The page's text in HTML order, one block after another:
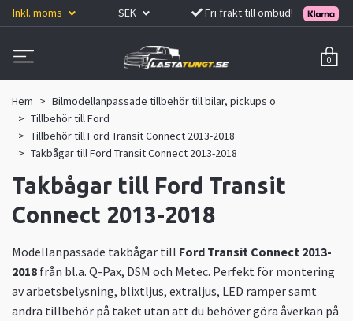
Inkl. moms SEK Fri frakt till ombud!
0
Hem
Bilmodellanpassade tillbehör till bilar, pickups o
Tillbehör till Ford
Tillbehör till Ford Transit Connect 2013-2018
Takbågar till Ford Transit Connect 2013-2018
Takbågar till Ford Transit
Connect 2013-2018
Modellanpassade takbågar till Ford Transit Connect 2013-
2018 från bl.a. Q-Pax, DSM och Metec. Perfekt för montering
av arbetsbelysning, blixtljus, extraljus, LED ramper samt
andra tillbehör på taket utan att du behöver göra åverkan på